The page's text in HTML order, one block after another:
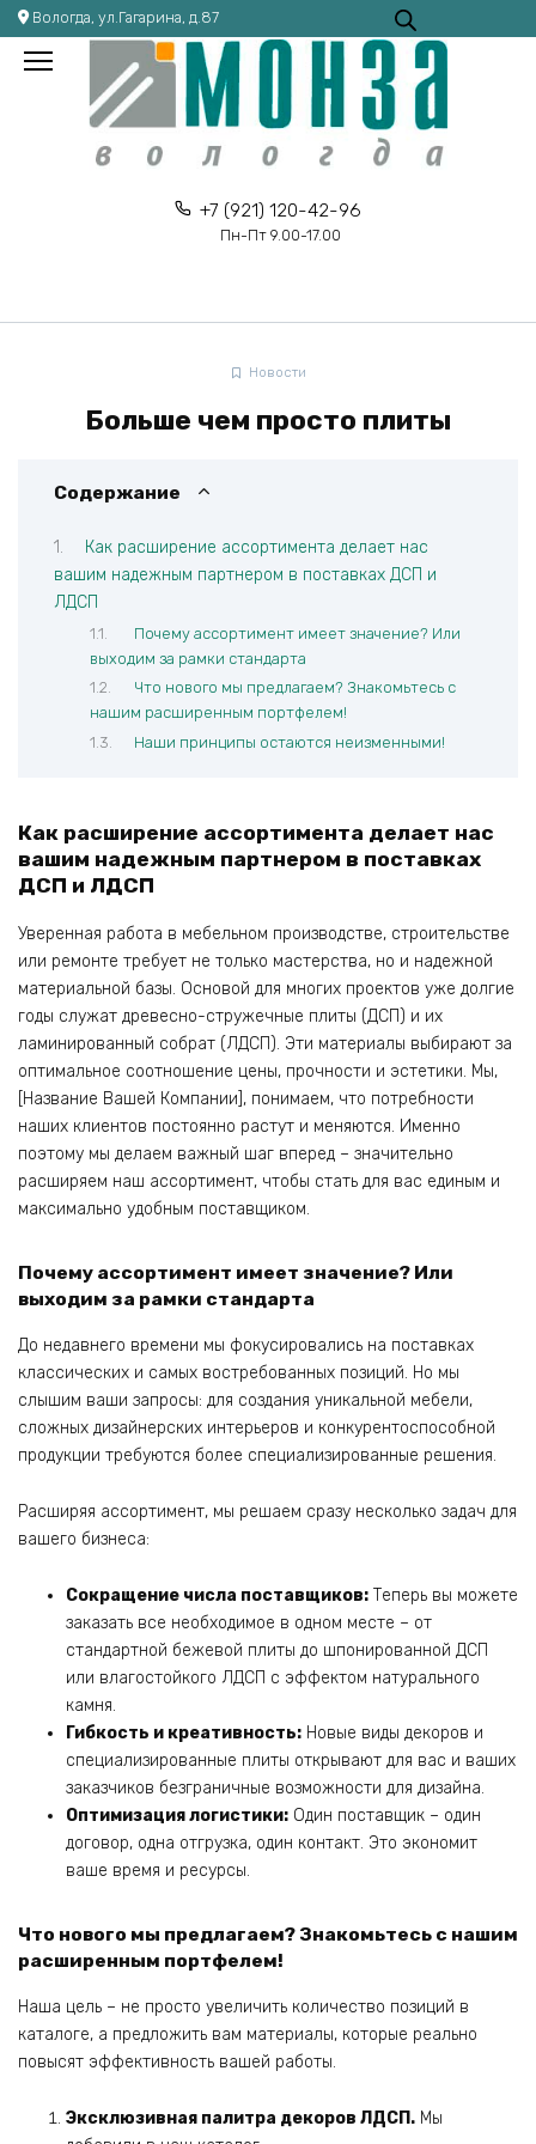
Перейти
к
содержанию
Вологда, ул.Гагарина, д.87
+7 (921) 120-42-96
Пн-Пт 9.00-17.00
Новости
Больше чем просто плиты
Содержание
Как расширение ассортимента делает нас
вашим надежным партнером в поставках ДСП и
ЛДСП
Почему ассортимент имеет значение? Или
выходим за рамки стандарта
Что нового мы предлагаем? Знакомьтесь с
нашим расширенным портфелем!
Наши принципы остаются неизменными!
Как расширение ассортимента делает нас
вашим надежным партнером в поставках
ДСП и ЛДСП
Уверенная работа в мебельном производстве, строительстве
или ремонте требует не только мастерства, но и надежной
материальной базы. Основой для многих проектов уже долгие
годы служат древесно-стружечные плиты (ДСП) и их
ламинированный собрат (ЛДСП). Эти материалы выбирают за
оптимальное соотношение цены, прочности и эстетики. Мы,
[Название Вашей Компании], понимаем, что потребности
наших клиентов постоянно растут и меняются. Именно
поэтому мы делаем важный шаг вперед – значительно
расширяем наш ассортимент, чтобы стать для вас единым и
максимально удобным поставщиком.
Почему ассортимент имеет значение? Или
выходим за рамки стандарта
До недавнего времени мы фокусировались на поставках
классических и самых востребованных позиций. Но мы
слышим ваши запросы: для создания уникальной мебели,
сложных дизайнерских интерьеров и конкурентоспособной
продукции требуются более специализированные решения.
Расширяя ассортимент, мы решаем сразу несколько задач для
вашего бизнеса:
Сокращение числа поставщиков: Теперь вы можете
заказать все необходимое в одном месте – от
стандартной бежевой плиты до шпонированной ДСП
или влагостойкого ЛДСП с эффектом натурального
камня.
Гибкость и креативность: Новые виды декоров и
специализированные плиты открывают для вас и ваших
заказчиков безграничные возможности для дизайна.
Оптимизация логистики: Один поставщик – один
договор, одна отгрузка, один контакт. Это экономит
ваше время и ресурсы.
Что нового мы предлагаем? Знакомьтесь с нашим
расширенным портфелем!
Наша цель – не просто увеличить количество позиций в
каталоге, а предложить вам материалы, которые реально
повысят эффективность вашей работы.
Эксклюзивная палитра декоров ЛДСП. Мы